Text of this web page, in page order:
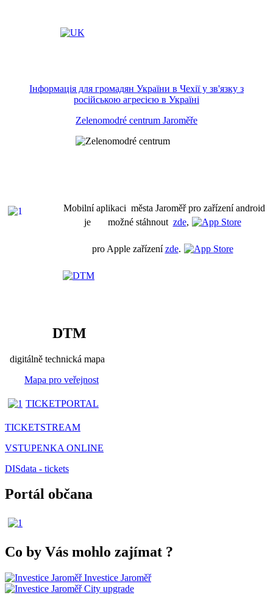
Інформація для громадян України в Чехії у зв'язку з
російською агресією в Україні
Zelenomodré centrum Jaroměře
Mobilní aplikaci města Jaroměř pro zařízení android
je možné stáhnout zde,
pro Apple zařízenízde.
DTM
digitálně technická mapa
Mapa pro veřejnost
TICKETPORTAL
TICKETSTREAM
VSTUPENKA ONLINE
DISdata - tickets
Portál občana
Co by Vás mohlo zajímat ?
Investice Jaroměř
City upgrade